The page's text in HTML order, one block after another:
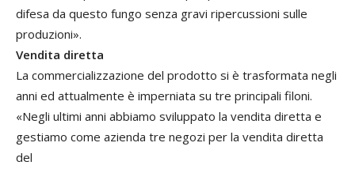
difesa da questo fungo senza gravi ripercussioni sulle
produzioni».
Vendita diretta
La commercializzazione del prodotto si è trasformata negli
anni ed attualmente è imperniata su tre principali filoni.
«Negli ultimi anni abbiamo sviluppato la vendita diretta e
ge­stiamo come azienda tre negozi per la vendita diretta
del